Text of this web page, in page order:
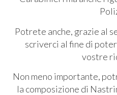
Potrete anche, grazie al
scriverci al fine di
vostre
Non meno importante,
la composizione di